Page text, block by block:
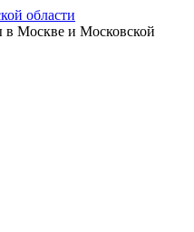
в Москве и Московской